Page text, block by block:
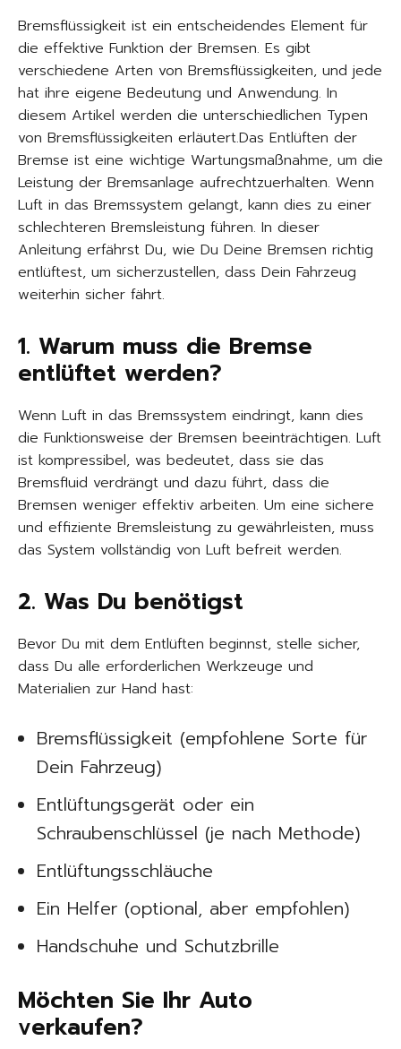
Bremsflüssigkeit ist ein entscheidendes Element für
die effektive Funktion der Bremsen. Es gibt
verschiedene Arten von Bremsflüssigkeiten, und jede
hat ihre eigene Bedeutung und Anwendung. In
diesem Artikel werden die unterschiedlichen Typen
von Bremsflüssigkeiten erläutert.Das Entlüften der
Bremse ist eine wichtige Wartungsmaßnahme, um die
Leistung der Bremsanlage aufrechtzuerhalten. Wenn
Luft in das Bremssystem gelangt, kann dies zu einer
schlechteren Bremsleistung führen. In dieser
Anleitung erfährst Du, wie Du Deine Bremsen richtig
entlüftest, um sicherzustellen, dass Dein Fahrzeug
weiterhin sicher fährt.
1. Warum muss die Bremse
entlüftet werden?
Wenn Luft in das Bremssystem eindringt, kann dies
die Funktionsweise der Bremsen beeinträchtigen. Luft
ist kompressibel, was bedeutet, dass sie das
Bremsfluid verdrängt und dazu führt, dass die
Bremsen weniger effektiv arbeiten. Um eine sichere
und effiziente Bremsleistung zu gewährleisten, muss
das System vollständig von Luft befreit werden.
2. Was Du benötigst
Bevor Du mit dem Entlüften beginnst, stelle sicher,
dass Du alle erforderlichen Werkzeuge und
Materialien zur Hand hast:
Bremsflüssigkeit (empfohlene Sorte für
Dein Fahrzeug)
Entlüftungsgerät oder ein
Schraubenschlüssel (je nach Methode)
Entlüftungsschläuche
Ein Helfer (optional, aber empfohlen)
Handschuhe und Schutzbrille
Möchten Sie Ihr Auto
verkaufen?